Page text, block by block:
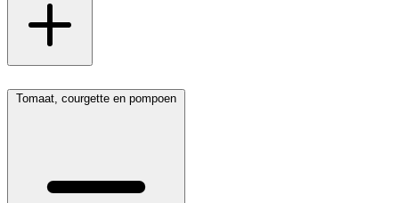
Tomaat, courgette en pompoen